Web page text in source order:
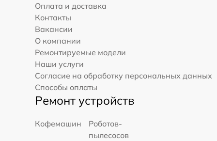
Оплата и доставка
Контакты
Вакансии
О компании
Ремонтируемые модели
Наши услуги
Согласие на обработку персональных данных
Способы оплаты
Ремонт устройств
Кофемашин
Роботов-
пылесосов